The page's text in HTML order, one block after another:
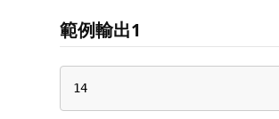
範例輸出1
14